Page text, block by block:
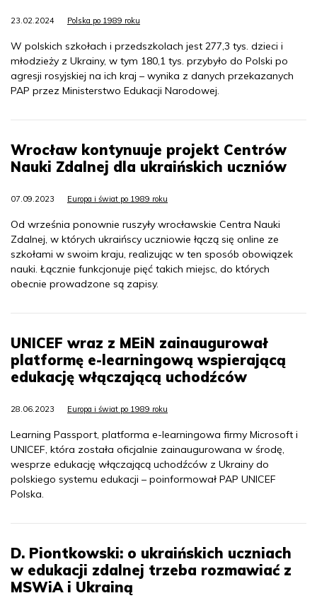
23.02.2024 Polska po 1989 roku
W polskich szkołach i przedszkolach jest 277,3 tys. dzieci i
młodzieży z Ukrainy, w tym 180,1 tys. przybyło do Polski po
agresji rosyjskiej na ich kraj – wynika z danych przekazanych
PAP przez Ministerstwo Edukacji Narodowej.
Wrocław kontynuuje projekt Centrów
Nauki Zdalnej dla ukraińskich uczniów
07.09.2023 Europa i świat po 1989 roku
Od września ponownie ruszyły wrocławskie Centra Nauki
Zdalnej, w których ukraińscy uczniowie łączą się online ze
szkołami w swoim kraju, realizując w ten sposób obowiązek
nauki. Łącznie funkcjonuje pięć takich miejsc, do których
obecnie prowadzone są zapisy.
UNICEF wraz z MEiN zainaugurował
platformę e-learningową wspierającą
edukację włączającą uchodźców
28.06.2023 Europa i świat po 1989 roku
Learning Passport, platforma e-learningowa firmy Microsoft i
UNICEF, która została oficjalnie zainaugurowana w środę,
wesprze edukację włączającą uchodźców z Ukrainy do
polskiego systemu edukacji – poinformował PAP UNICEF
Polska.
D. Piontkowski: o ukraińskich uczniach
w edukacji zdalnej trzeba rozmawiać z
MSWiA i Ukrainą